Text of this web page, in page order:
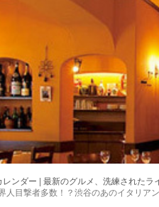
レンダー | 最新のグルメ、洗練されたラ
人目撃者多数！？渋谷のあのイタリアン